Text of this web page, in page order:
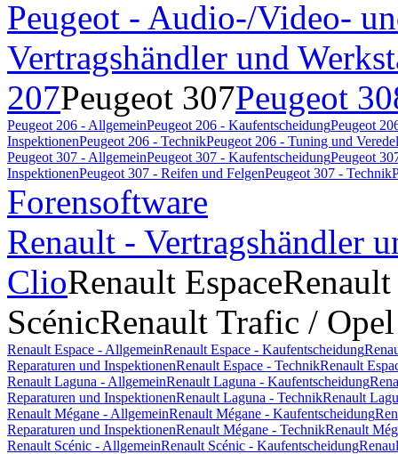
Peugeot - Audio-/Video-
Vertragshändler und
207Peugeot 307Peugeot
Peugeot 206 - AllgemeinPeugeot 206 - KaufentscheidungPeugeot
InspektionenPeugeot 206 - TechnikPeugeot 206 - Tuning und
Peugeot 307 - AllgemeinPeugeot 307 - KaufentscheidungPeugeot
InspektionenPeugeot 307 - Reifen und FelgenPeugeot 307 - Technik
Forensoftware
Renault - Vertragshändler
ClioRenault Espace
ScénicRenault Trafic /
Renault Espace - AllgemeinRenault Espace - Kaufentscheidung
Reparaturen und InspektionenRenault Espace - TechnikRenault
Renault Laguna - AllgemeinRenault Laguna - Kaufentscheidung
Reparaturen und InspektionenRenault Laguna - TechnikRenault
Renault Mégane - AllgemeinRenault Mégane - Kaufentscheidung
Reparaturen und InspektionenRenault Mégane - TechnikRenault
Renault Scénic - AllgemeinRenault Scénic - Kaufentscheidung